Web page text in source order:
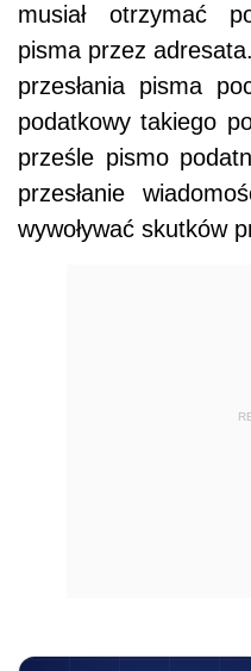
musiał otrzymać
pisma przez
przesłania pisma
podatkowy takiego
prześle pismo
przesłanie
wywoływać skutków